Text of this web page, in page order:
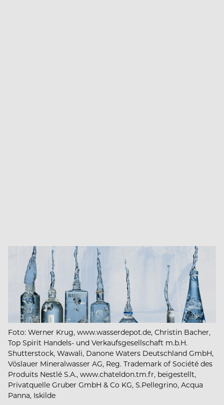
Foto: Werner Krug, www.wasserdepot.de, Christin Bacher,
Top Spirit Handels- und Verkaufsgesellschaft m.b.H.
Shutterstock, Wawali, Danone Waters Deutschland GmbH,
Vöslauer Mineralwasser AG, Reg. Trademark of Société des
Produits Nestlé S.A., www.chateldon.tm.fr, beigestellt,
Privatquelle Gruber GmbH & Co KG, S.Pellegrino, Acqua
Panna, Iskilde